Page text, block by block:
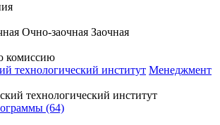
Очно-заочная Заочная
комиссию
институт Менеджмент
(64)